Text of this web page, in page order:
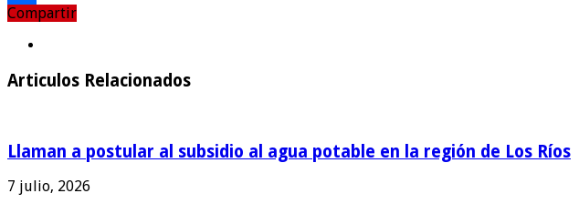
Compartir
Compartir
Articulos Relacionados
Llaman a postular al subsidio al agua potable en la región de Los Ríos
7 julio, 2026